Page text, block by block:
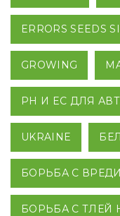
ERRORS SEEDS
GROWING
PH И EC ДЛЯ
UKRAINE
БОРЬБА С
БОРЬБА С ТЛЕЙ